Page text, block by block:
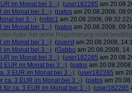
im Monat bei 3 :-) (user182285 am
im Monat bei 3 :-) (patos am 20.08.2008,
bei 3 :-) (mfdc1 am 20.08.2008, 09:32:22)
im Monat bei 3 :-) (patos am 20.08.2008,
Autor hat seine Registrierung nicht
im Monat bei 3 :-) (puerst am 20.08.2008,
im Monat bei 3 :-) (Gabbo am 20.08.2008,
im Monat bei 3 :-) (user182285 am
EUR im Monat bei 3 :-) (patos am
3 EUR im Monat bei 3 :-) (user182285 am
ca. 3 EUR im Monat bei 3 :-) (patos am
für ca. 3 EUR im Monat bei 3 :-) (user182285